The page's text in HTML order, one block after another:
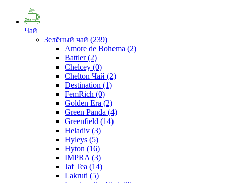
Чай
Зелёный чай (239)
Amore de Bohema (2)
Battler(2)
Chelcey (0)
Chelton Чай (2)
Destination (1)
FemRich (0)
Golden Era (2)
Green Panda (4)
Greenfield (14)
Heladiv (3)
Hyleys (5)
Hyton (16)
IMPRA (3)
Jaf Tea (14)
Lakruti (5)